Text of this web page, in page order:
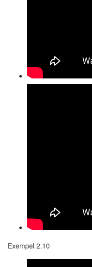
Exempel 2.10